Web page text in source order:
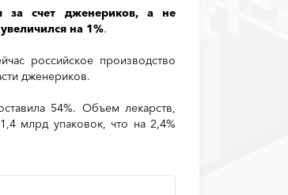
за счет дженериков, а не
на 1%.
российское производство
дженериков.
54%. Объем лекарств,
млрд упаковок, что на 2,4%